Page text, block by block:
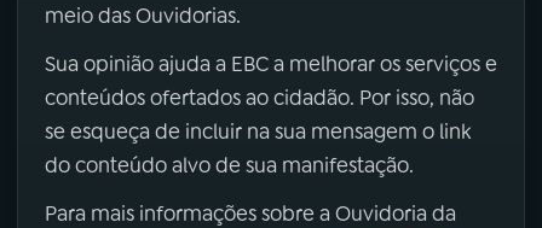
meio das Ouvidorias.
Sua opinião ajuda a EBC a melhorar os serviços e
conteúdos ofertados ao cidadão. Por isso, não
se esqueça de incluir na sua mensagem o link
do conteúdo alvo de sua manifestação.
Para mais informações sobre a Ouvidoria da